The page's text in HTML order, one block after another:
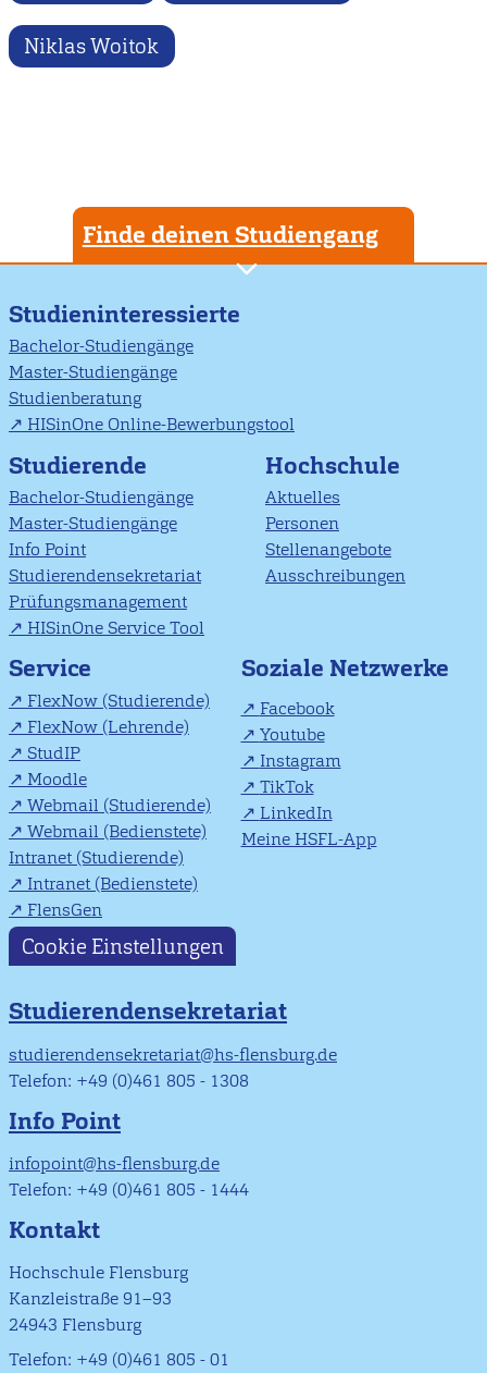
Niklas Woitok
Finde deinen Studiengang
Studieninteressierte
Bachelor-Studiengänge
Master-Studiengänge
Studienberatung
HISinOne Online-Bewerbungstool
Studierende
Bachelor-Studiengänge
Master-Studiengänge
Info Point
Studierendensekretariat
Prüfungsmanagement
HISinOne Service Tool
Hochschule
Aktuelles
Personen
Stellenangebote
Ausschreibungen
Service
FlexNow (Studierende)
FlexNow (Lehrende)
StudIP
Moodle
Webmail (Studierende)
Webmail (Bedienstete)
Intranet (Studierende)
Intranet (Bedienstete)
FlensGen
Soziale Netzwerke
Facebook
Youtube
Instagram
TikTok
LinkedIn
Meine HSFL-App
Cookie Einstellungen
Studierendensekretariat
studierendensekretariat@hs-flensburg.de
Telefon: +49 (0)461 805 - 1308
Info Point
infopoint@hs-flensburg.de
Telefon: +49 (0)461 805 - 1444
Kontakt
Hochschule Flensburg
Kanzleistraße 91–93
24943 Flensburg
Telefon: +49 (0)461 805 - 01